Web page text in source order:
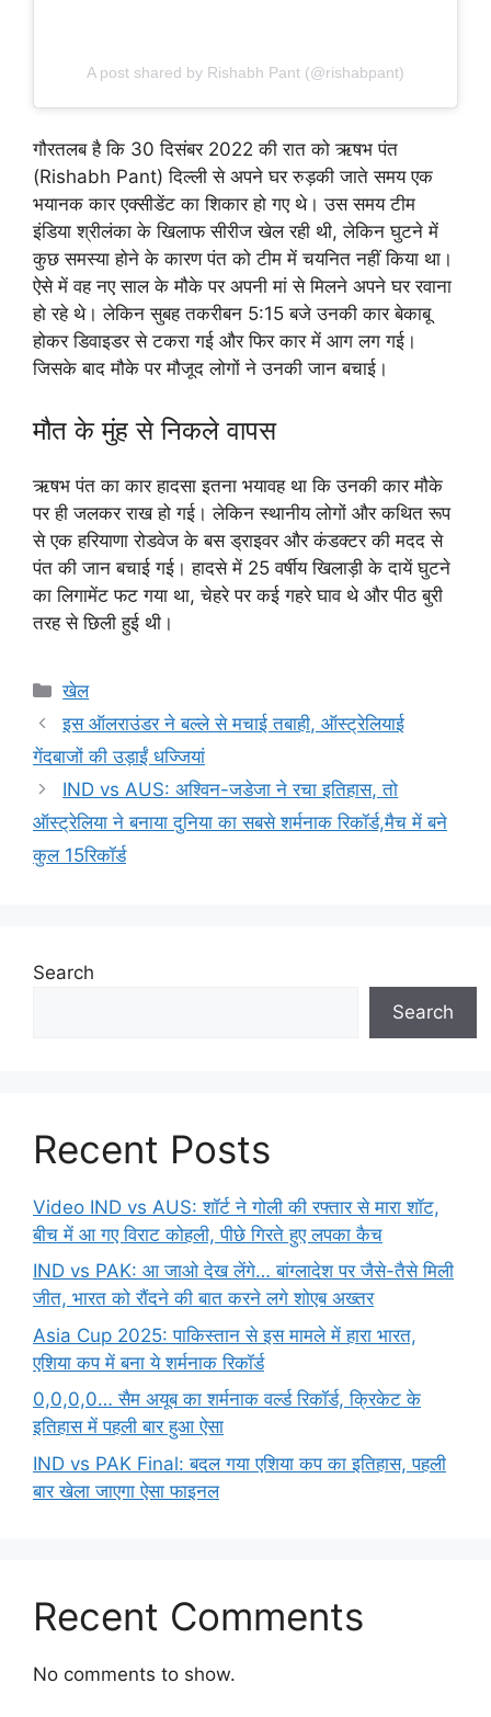
A post shared by Rishabh Pant (@rishabpant)
गौरतलब है कि 30 दिसंबर 2022 की रात को ऋषभ पंत
(Rishabh Pant) दिल्ली से अपने घर रुड़की जाते समय एक
भयानक कार एक्सीडेंट का शिकार हो गए थे। उस समय टीम
इंडिया श्रीलंका के खिलाफ सीरीज खेल रही थी, लेकिन घुटने में
कुछ समस्या होने के कारण पंत को टीम में चयनित नहीं किया था।
ऐसे में वह नए साल के मौके पर अपनी मां से मिलने अपने घर रवाना
हो रहे थे। लेकिन सुबह तकरीबन 5:15 बजे उनकी कार बेकाबू
होकर डिवाइडर से टकरा गई और फिर कार में आग लग गई।
जिसके बाद मौके पर मौजूद लोगों ने उनकी जान बचाई।
मौत के मुंह से निकले वापस
ऋषभ पंत का कार हादसा इतना भयावह था कि उनकी कार मौके
पर ही जलकर राख हो गई। लेकिन स्थानीय लोगों और कथित रूप
से एक हरियाणा रोडवेज के बस ड्राइवर और कंडक्टर की मदद से
पंत की जान बचाई गई। हादसे में 25 वर्षीय खिलाड़ी के दायें घुटने
का लिगामेंट फट गया था, चेहरे पर कई गहरे घाव थे और पीठ बुरी
तरह से छिली हुई थी।
Categories
खेल
इस ऑलराउंडर ने बल्ले से मचाई तबाही, ऑस्ट्रेलियाई
गेंदबाजों की उड़ाईं धज्जियां
IND vs AUS: अश्विन-जडेजा ने रचा इतिहास, तो
ऑस्ट्रेलिया ने बनाया दुनिया का सबसे शर्मनाक रिकॉर्ड,मैच में बने
कुल 15रिकॉर्ड
Search
Search
Recent Posts
Video IND vs AUS: शॉर्ट ने गोली की रफ्तार से मारा शॉट,
बीच में आ गए विराट कोहली, पीछे गिरते हुए लपका कैच
IND vs PAK: आ जाओ देख लेंगे… बांग्लादेश पर जैसे-तैसे मिली
जीत, भारत को रौंदने की बात करने लगे शोएब अख्तर
Asia Cup 2025: पाकिस्तान से इस मामले में हारा भारत,
एशिया कप में बना ये शर्मनाक रिकॉर्ड
0,0,0,0… सैम अयूब का शर्मनाक वर्ल्ड रिकॉर्ड, क्रिकेट के
इतिहास में पहली बार हुआ ऐसा
IND vs PAK Final: बदल गया एशिया कप का इतिहास, पहली
बार खेला जाएगा ऐसा फाइनल
Recent Comments
No comments to show.